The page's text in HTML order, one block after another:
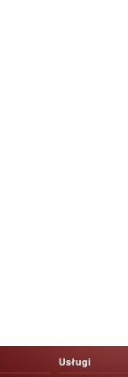
Usługi